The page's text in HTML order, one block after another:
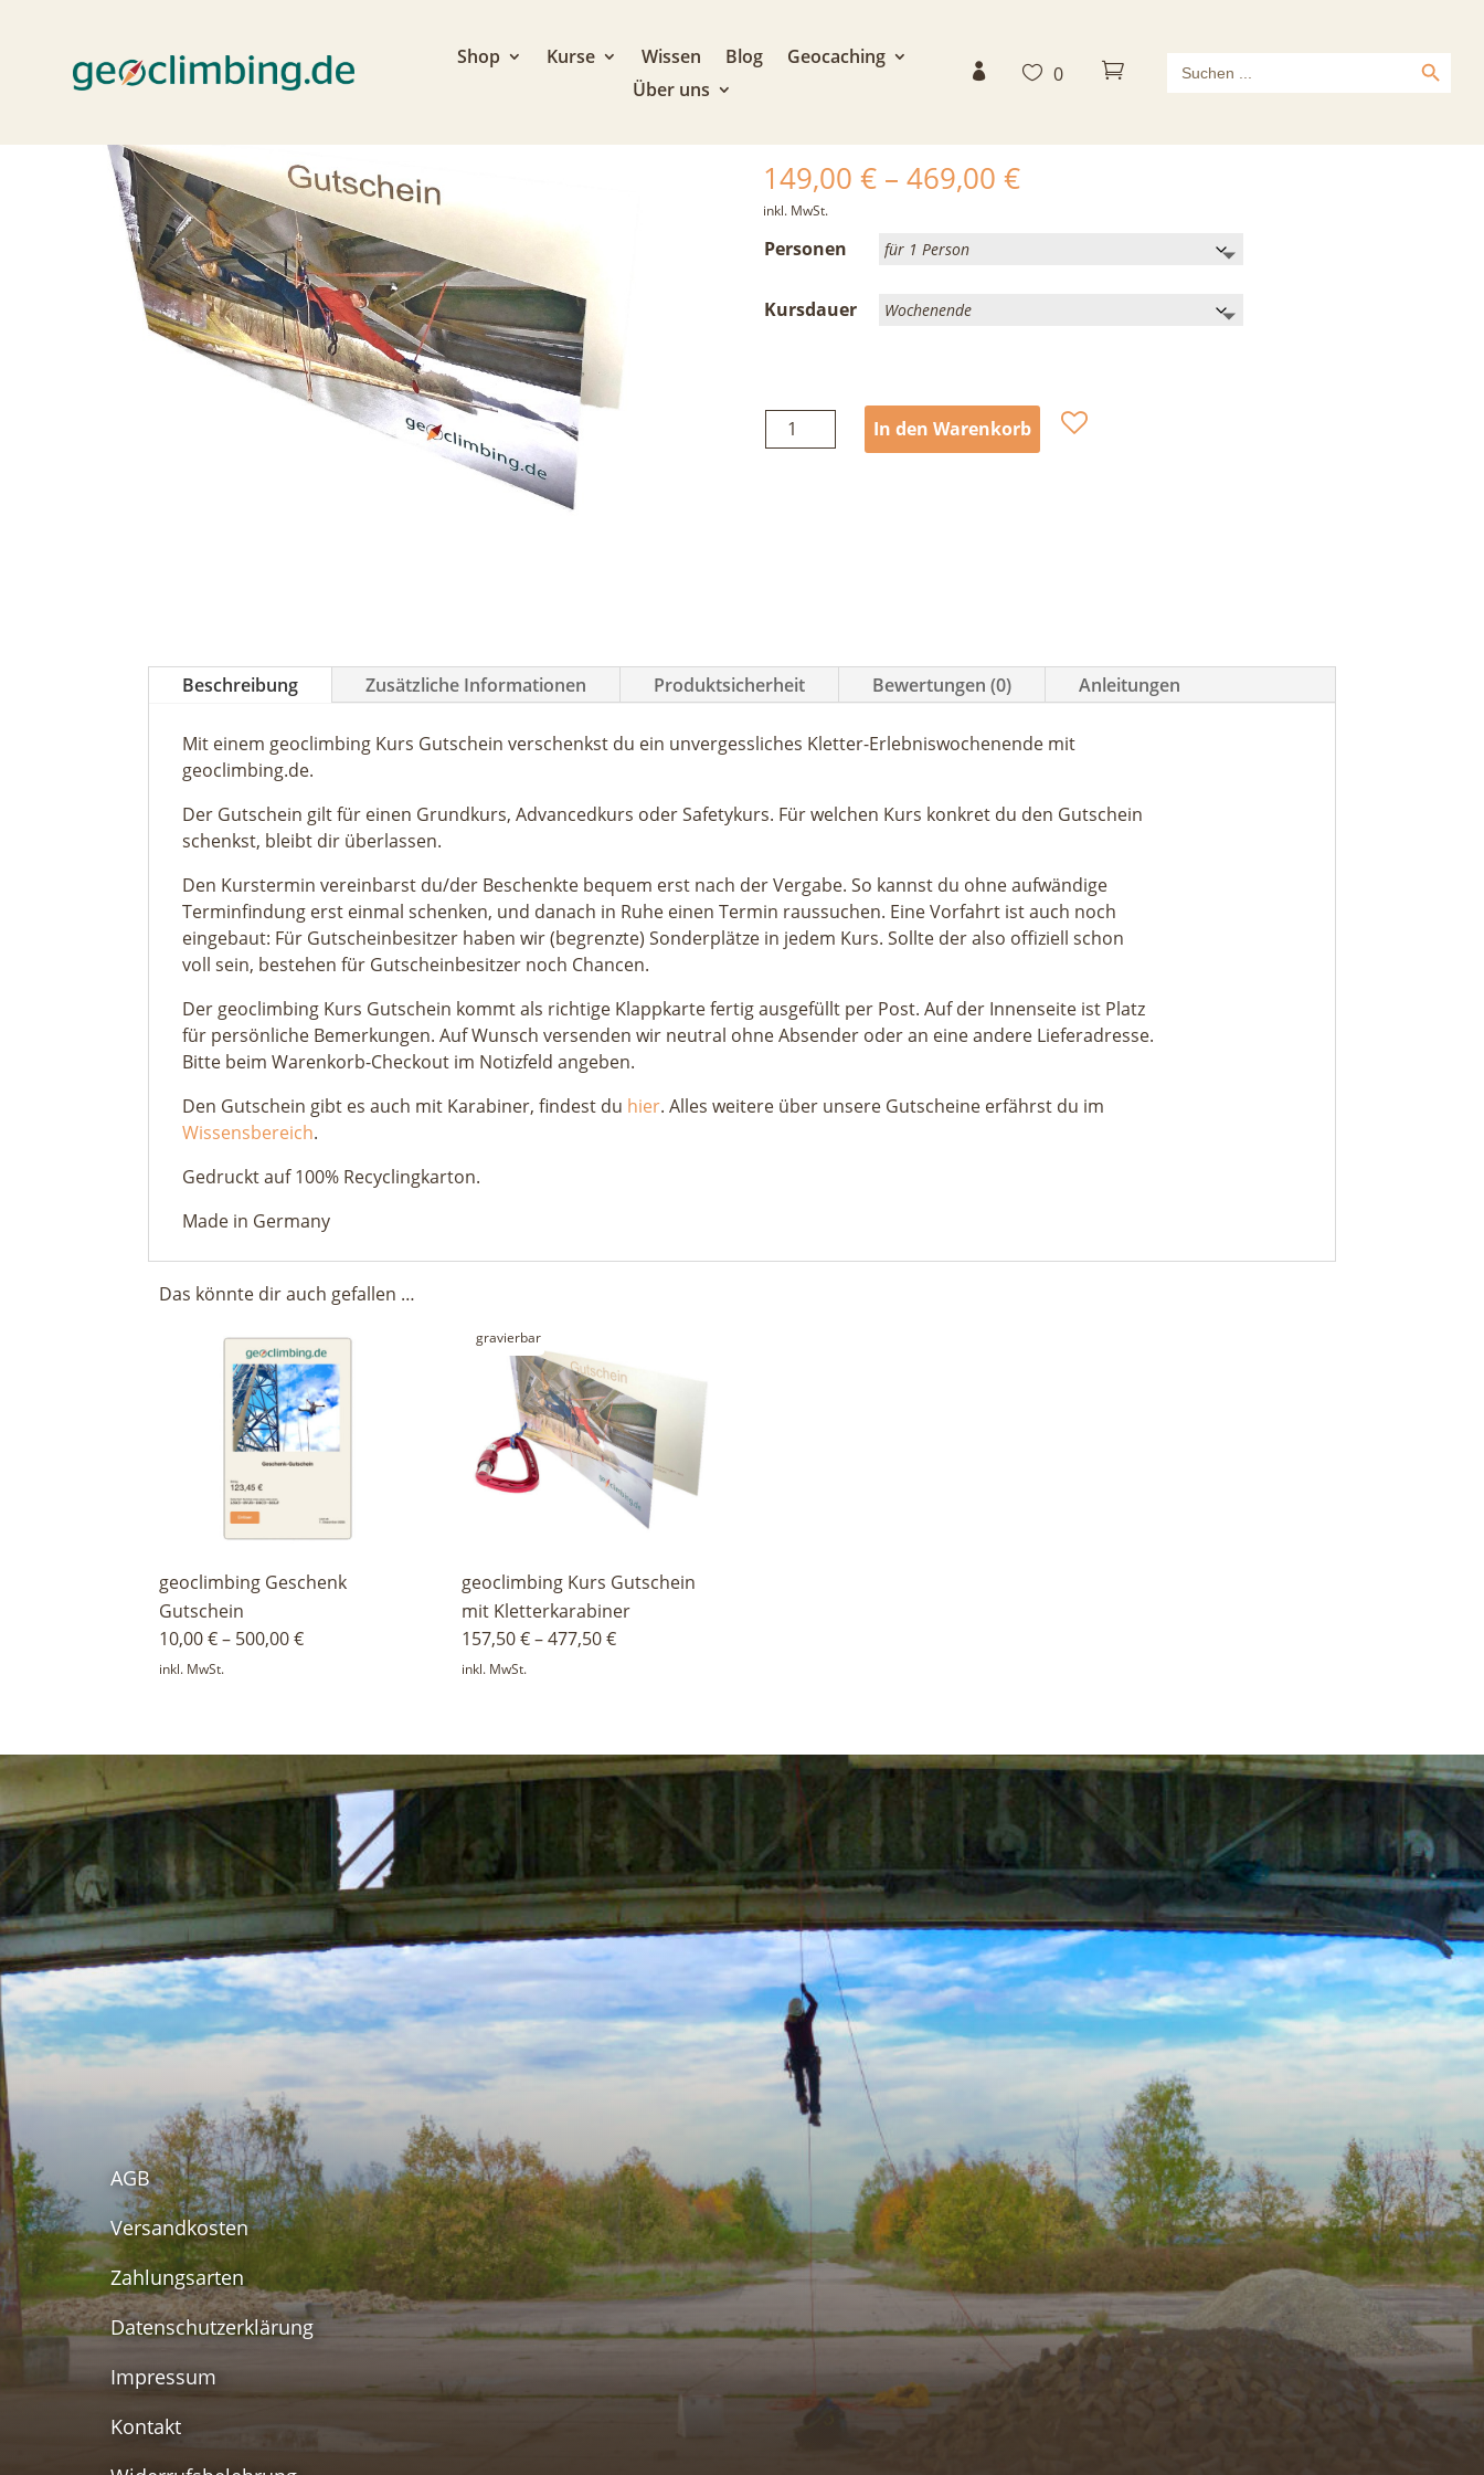
Shop Kurse Wissen Blog
Geocaching
Über uns
  0  Search
for:
Search Button
149,00€ –469,00€
inkl. MwSt.
Personen
Kursdauer
geoclimbing
Kurs
In den Warenkorb
Beschreibung Zusätzliche Informationen Produktsicherheit Bewertungen (0) Anleitungen
Mit einem geoclimbing Kurs Gutschein verschenkst du ein unvergessliches Kletter-Erlebniswochenende mit
geoclimbing.de.
Der Gutschein gilt für einen Grundkurs, Advancedkurs oder Safetykurs. Für welchen Kurs konkret du den Gutschein
schenkst, bleibt dir überlassen.
Den Kurstermin vereinbarst du/der Beschenkte bequem erst nach der Vergabe. So kannst du ohne aufwändige
Terminfindung erst einmal schenken, und danach in Ruhe einen Termin raussuchen. Eine Vorfahrt ist auch noch
eingebaut: Für Gutscheinbesitzer haben wir (begrenzte) Sonderplätze in jedem Kurs. Sollte der also offiziell schon
voll sein, bestehen für Gutscheinbesitzer noch Chancen.
Der geoclimbing Kurs Gutschein kommt als richtige Klappkarte fertig ausgefüllt per Post. Auf der Innenseite ist Platz
für persönliche Bemerkungen. Auf Wunsch versenden wir neutral ohne Absender oder an eine andere Lieferadresse.
Bitte beim Warenkorb-Checkout im Notizfeld angeben.
Den Gutschein gibt es auch mit Karabiner, findest du hier. Alles weitere über unsere Gutscheine erfährst du im
Wissensbereich.
Gedruckt auf 100% Recyclingkarton.
Made in Germany
Das könnte dir auch gefallen …
geoclimbing Geschenk
Gutschein
10,00€– 500,00€
inkl. MwSt.
gravierbar
geoclimbing Kurs Gutschein
mit Kletterkarabiner
157,50€–477,50€
inkl. MwSt.
AGB
Versandkosten
Zahlungsarten
Datenschutzerklärung
Impressum
Kontakt